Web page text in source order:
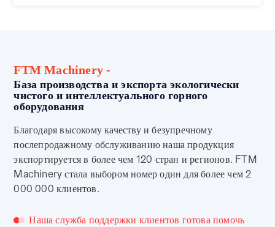
FTM Machinery -
База производства и экспорта экологически
чистого и интеллектуального горного
оборудования
Благодаря высокому качеству и безупречному
послепродажному обслуживанию наша продукция
экспортируется в более чем 120 стран и регионов. FTM
Machinery стала выбором номер один для более чем 2
000 000 клиентов.
Наша служба поддержки клиентов готова помочь